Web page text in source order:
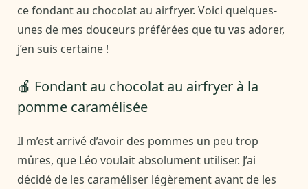
ce fondant au chocolat au airfryer. Voici quelques-
unes de mes douceurs préférées que tu vas adorer,
j’en suis certaine !
🍎 Fondant au chocolat au airfryer à la
pomme caramélisée
Il m’est arrivé d’avoir des pommes un peu trop
mûres, que Léo voulait absolument utiliser. J’ai
décidé de les caraméliser légèrement avant de les